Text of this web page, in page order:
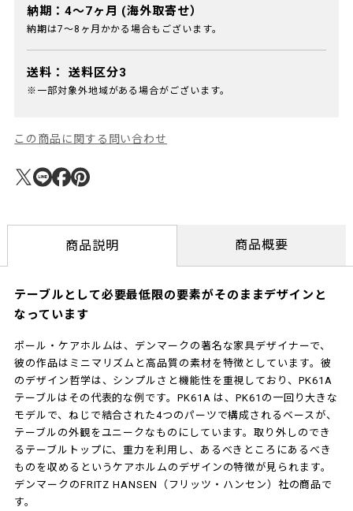
納期：4～7ヶ月 (海外取寄せ）
納期は7～8ヶ月かかる場合もございます。
送料： 送料区分3
※一部対象外地域がある場合がございます。
この商品に関する問い合わせ
商品説明 商品概要
テーブルとして必要最低限の要素がそのままデザインと
なっています
ポール・ケアホルムは、デンマークの著名な家具デザイナーで、
彼の作品はミニマリズムと高品質の素材を特徴としています。彼
のデザイン哲学は、シンプルさと機能性を重視しており、PK61A
テーブルはその代表的な例です。PK61A は、PK61の一回り大きな
モデルで、ねじで結合された4つのパーツで構成されるベースが、
テーブルの外観をユニークなものにしています。取り外しのでき
るテーブルトップに、重力を利用し、あるべきところにあるべき
ものを収めるというケアホルムのデザインの特徴が見られます。
デンマークのFRITZ HANSEN（フリッツ・ハンセン）社の商品で
す。